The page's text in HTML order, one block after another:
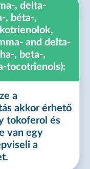
, delta-
, béta-,
and delta-
, beta-,
tocotrienols):
a
akkor érhető
tokoferol és
van egy
a